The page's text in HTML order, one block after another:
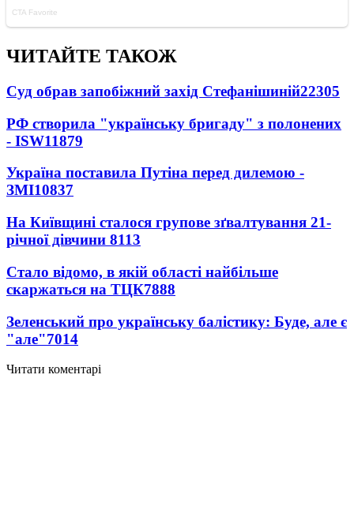
ЧИТАЙТЕ ТАКОЖ
Суд обрав запобіжний захід Стефанішиній22305
РФ створила "українську бригаду" з полонених
- ISW11879
Україна поставила Путіна перед дилемою -
ЗМІ10837
На Київщині сталося групове зґвалтування 21-
річної дівчини 8113
Стало відомо, в якій області найбільше
скаржаться на ТЦК7888
Зеленський про українську балістику: Буде, але є
"але"7014
Читати коментарі